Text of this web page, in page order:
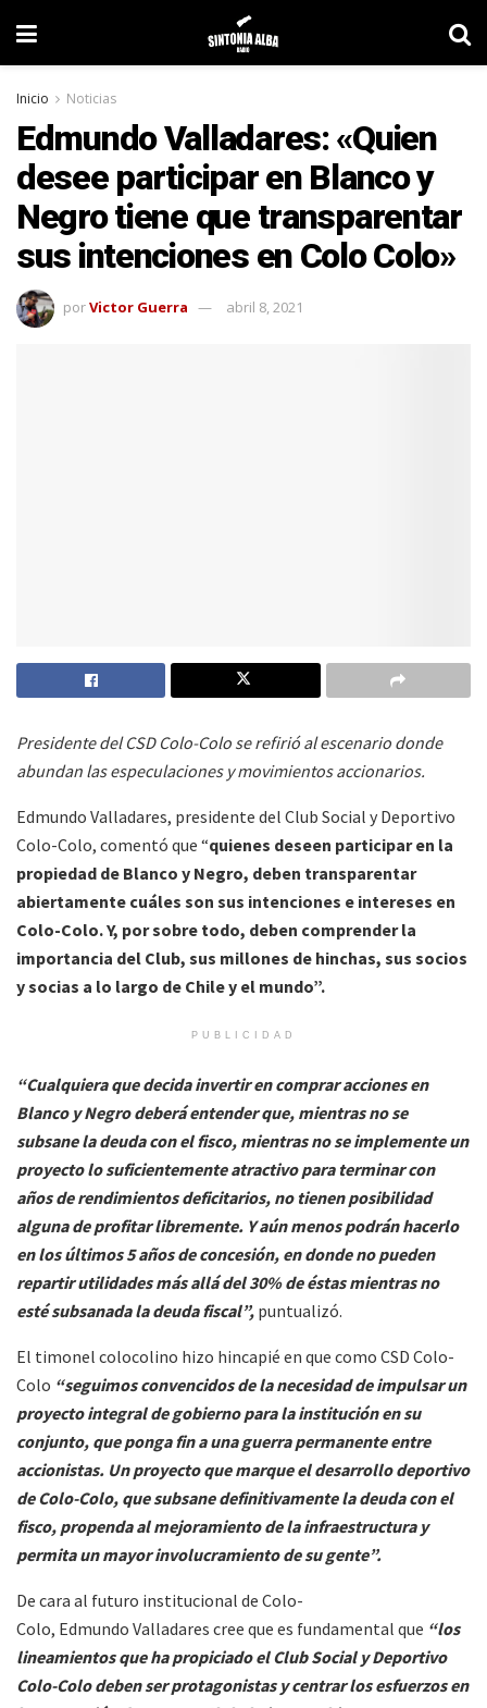
Inicio Noticias
Edmundo Valladares: «Quien
desee participar en Blanco y
Negro tiene que transparentar
sus intenciones en Colo Colo»
porVictor Guerra abril 8, 2021
Presidente del CSD Colo-Colo se refirió al escenario donde
abundan las especulaciones y movimientos accionarios.
Edmundo Valladares, presidente del Club Social y Deportivo
Colo-Colo, comentó que “quienes deseen participar en la
propiedad de Blanco y Negro, deben transparentar
abiertamente cuáles son sus intenciones e intereses en
Colo-Colo. Y, por sobre todo, deben comprender la
importancia del Club, sus millones de hinchas, sus socios
y socias a lo largo de Chile y el mundo”.
PUBLICIDAD
“Cualquiera que decida invertir en comprar acciones en
Blanco y Negro deberá entender que, mientras no se
subsane la deuda con el fisco, mientras no se implemente un
proyecto lo suficientemente atractivo para terminar con
años de rendimientos deficitarios, no tienen posibilidad
alguna de profitar libremente. Y aún menos podrán hacerlo
en los últimos 5 años de concesión, en donde no pueden
repartir utilidades más allá del 30% de éstas mientras no
esté subsanada la deuda fiscal”, puntualizó.
El timonel colocolino hizo hincapié en que como CSD Colo-
Colo “seguimos convencidos de la necesidad de impulsar un
proyecto integral de gobierno para la institución en su
conjunto, que ponga fin a una guerra permanente entre
accionistas. Un proyecto que marque el desarrollo deportivo
de Colo-Colo, que subsane definitivamente la deuda con el
fisco, propenda al mejoramiento de la infraestructura y
permita un mayor involucramiento de su gente”.
De cara al futuro institucional de Colo-
Colo, Edmundo Valladares cree que es fundamental que “los
lineamientos que ha propiciado el Club Social y Deportivo
Colo-Colo deben ser protagonistas y centrar los esfuerzos en